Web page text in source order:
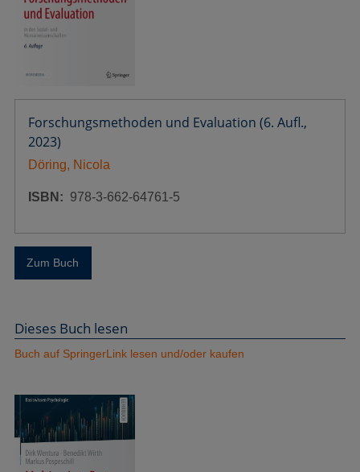
Forschungsmethoden und Evaluation (6. Aufl.,
2023)
Döring, Nicola
ISBN 978-3-662-64761-5
Zum Buch
Dieses Buch lesen
Buch auf SpringerLink lesen und/oder kaufen